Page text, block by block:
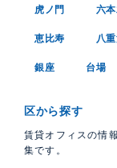
虎ノ門 六
恵比寿 八重
銀座 台場
区から探す
賃貸オフィスの情
集です。